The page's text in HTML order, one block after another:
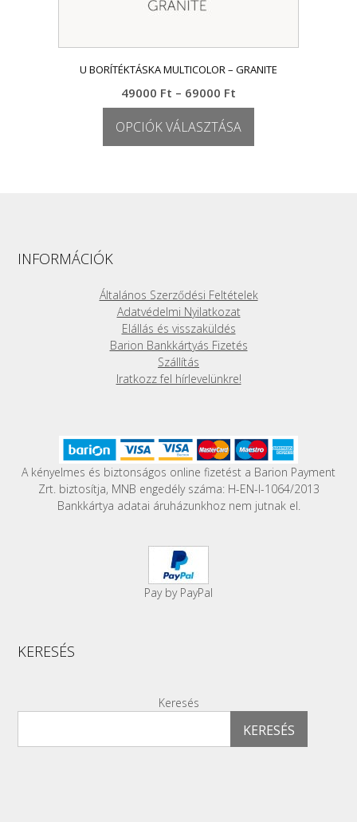
U BORÍTÉKTÁSKA MULTICOLOR – GRANITE
49000 Ft – 69000 Ft
49000 Ft
-
69000 Ft
OPCIÓK VÁLASZTÁSA
a
termékoldalon
választhatók
ki
INFORMÁCIÓK
Általános Szerződési Feltételek
Adatvédelmi Nyilatkozat
Elállás és visszaküldés
Barion Bankkártyás Fizetés
Szállítás
Iratkozz fel hírlevelünkre!
A kényelmes és biztonságos online fizetést a Barion Payment
Zrt. biztosítja, MNB engedély száma: H-EN-I-1064/2013
Bankkártya adatai áruházunkhoz nem jutnak el.
Pay by PayPal
KERESÉS
Keresés
KERESÉS